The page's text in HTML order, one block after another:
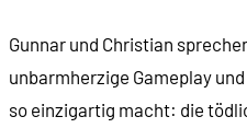
00:14:01 - Die Stunde
Gunnar und Christian
unbarmherzige Gameplay
so einzigartig macht: die